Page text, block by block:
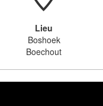
Lieu
Boshoek
Boechout